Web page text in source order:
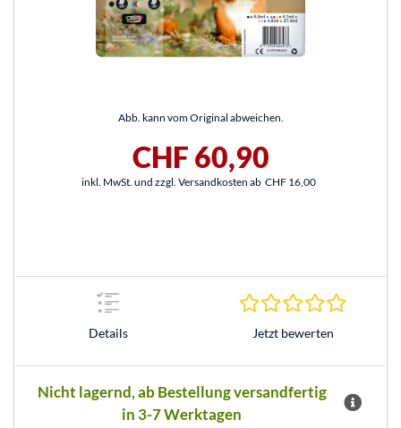
Abb. kann vom Original abweichen.
CHF 60,90
inkl. MwSt. und zzgl. Versandkosten ab CHF 16,00
Details Jetzt bewerten
Nicht lagernd, ab Bestellung versandfertig
in 3-7 Werktagen